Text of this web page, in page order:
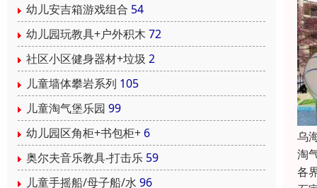
幼儿安吉箱游戏组合 54
幼儿园玩教具+户外积木 72
社区小区健身器材+垃圾 2
儿童墙体攀岩系列 105
儿童淘气堡乐园 99
幼儿园区角柜+书包柜+ 6
奥尔夫音乐教具-打击乐 59
儿童手摇船/母子船/水 96
乌
淘
各